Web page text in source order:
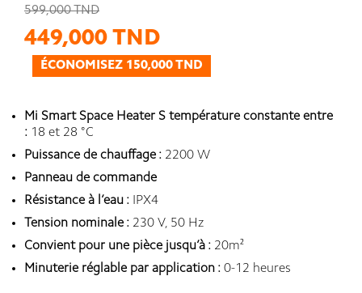
599,000 TND
449,000 TND
ÉCONOMISEZ 150,000 TND
Mi Smart Space Heater S température constante entre
: 18 et 28 °C
Puissance de chauffage : 2200 W
Panneau de commande
Résistance à l’eau : IPX4
Tension nominale : 230 V, 50 Hz
Convient pour une pièce jusqu’à : 20m²
Minuterie réglable par application : 0-12 heures